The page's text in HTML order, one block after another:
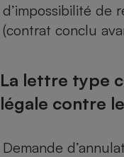
d’impossibilité de
(contrat conclu
La lettre type
légale contre
Demande